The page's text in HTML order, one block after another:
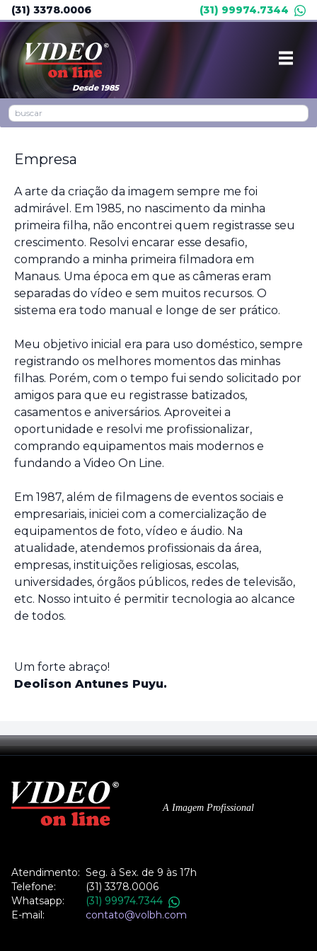
(31) 3378.0006 (31) 99974.7344
Desde 1985
Empresa
A arte da criação da imagem sempre me foi
admirável. Em 1985, no nascimento da minha
primeira filha, não encontrei quem registrasse seu
crescimento. Resolvi encarar esse desafio,
comprando a minha primeira filmadora em
Manaus. Uma época em que as câmeras eram
separadas do vídeo e sem muitos recursos. O
sistema era todo manual e longe de ser prático.
Meu objetivo inicial era para uso doméstico, sempre
registrando os melhores momentos das minhas
filhas. Porém, com o tempo fui sendo solicitado por
amigos para que eu registrasse batizados,
casamentos e aniversários. Aproveitei a
oportunidade e resolvi me profissionalizar,
comprando equipamentos mais modernos e
fundando a Video On Line.
Em 1987, além de filmagens de eventos sociais e
empresariais, iniciei com a comercialização de
equipamentos de foto, vídeo e áudio. Na
atualidade, atendemos profissionais da área,
empresas, instituições religiosas, escolas,
universidades, órgãos públicos, redes de televisão,
etc. Nosso intuito é permitir tecnologia ao alcance
de todos.
Um forte abraço!
Deolison Antunes Puyu.
A Imagem Profissional
Atendimento: Seg. à Sex. de 9 às 17h
Telefone:
(31) 3378.0006
Whatsapp:
(31) 99974.7344
E-mail:
contato@volbh.com